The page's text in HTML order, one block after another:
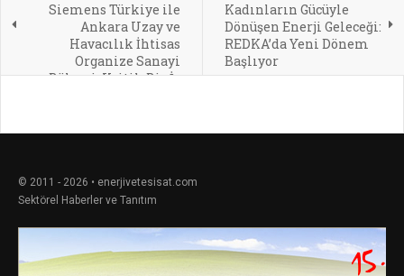
Siemens Türkiye ile
Ankara Uzay ve
Havacılık İhtisas
Organize Sanayi
Bölgesi, Kritik Bir İş
Kadınların Gücüyle
Dönüşen Enerji Geleceği:
REDKA’da Yeni Dönem
Başlıyor
© 2011 - 2026 • enerjivetesisat.com
Sektörel Haberler ve Tanıtım